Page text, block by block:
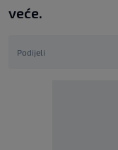
veće.
Podijeli